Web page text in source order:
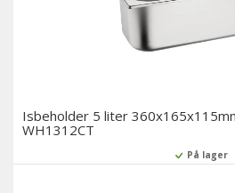
Isbeholder 5 liter
WH1312CT
På lager